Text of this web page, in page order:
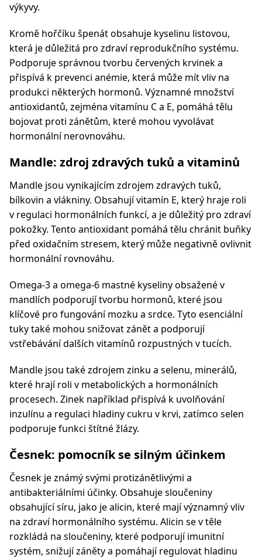
výkyvy.
Kromě hořčíku špenát obsahuje kyselinu listovou,
která je důležitá pro zdraví reprodukčního systému.
Podporuje správnou tvorbu červených krvinek a
přispívá k prevenci anémie, která může mít vliv na
produkci některých hormonů. Významné množství
antioxidantů, zejména vitamínu C a E, pomáhá tělu
bojovat proti zánětům, které mohou vyvolávat
hormonální nerovnováhu.
Mandle: zdroj zdravých tuků a vitaminů
Mandle jsou vynikajícím zdrojem zdravých tuků,
bílkovin a vlákniny. Obsahují vitamín E, který hraje roli
v regulaci hormonálních funkcí, a je důležitý pro zdraví
pokožky. Tento antioxidant pomáhá tělu chránit buňky
před oxidačním stresem, který může negativně ovlivnit
hormonální rovnováhu.
Omega-3 a omega-6 mastné kyseliny obsažené v
mandlích podporují tvorbu hormonů, které jsou
klíčové pro fungování mozku a srdce. Tyto esenciální
tuky také mohou snižovat zánět a podporují
vstřebávání dalších vitamínů rozpustných v tucích.
Mandle jsou také zdrojem zinku a selenu, minerálů,
které hrají roli v metabolických a hormonálních
procesech. Zinek například přispívá k uvolňování
inzulínu a regulaci hladiny cukru v krvi, zatímco selen
podporuje funkci štítné žlázy.
Česnek: pomocník se silným účinkem
Česnek je známý svými protizánětlivými a
antibakteriálními účinky. Obsahuje sloučeniny
obsahující síru, jako je alicin, které mají významný vliv
na zdraví hormonálního systému. Alicin se v těle
rozkládá na sloučeniny, které podporují imunitní
systém, snižují záněty a pomáhají regulovat hladinu